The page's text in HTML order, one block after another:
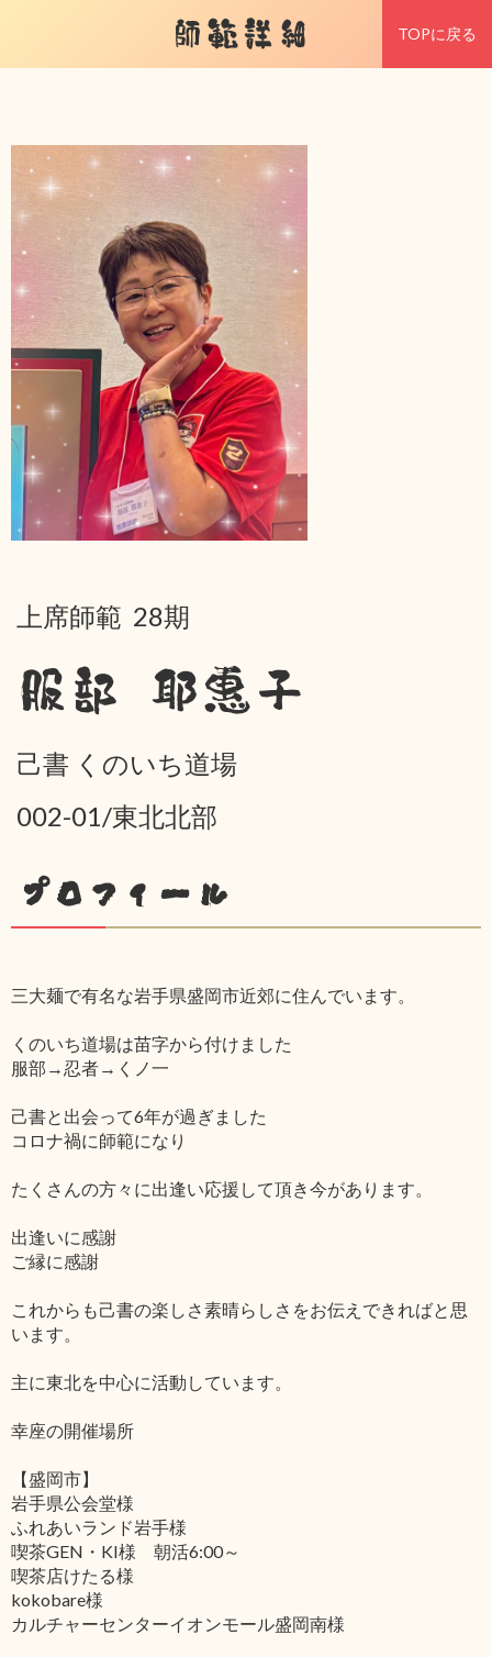
師範詳細 TOPに戻る
上席師範 28期
服部 耶惠子
己書 くのいち道場
002-01/東北北部
プロフィール
三大麺で有名な岩手県盛岡市近郊に住んでいます。
くのいち道場は苗字から付けました
服部→忍者→くノ一
己書と出会って6年が過ぎました
コロナ禍に師範になり
たくさんの方々に出逢い応援して頂き今があります。
出逢いに感謝
ご縁に感謝
これからも己書の楽しさ素晴らしさをお伝えできればと思
います。
主に東北を中心に活動しています。
幸座の開催場所
【盛岡市】
岩手県公会堂様
ふれあいランド岩手様
喫茶GEN・KI様 朝活6:00～
喫茶店けたる様
kokobare様
カルチャーセンターイオンモール盛岡南様